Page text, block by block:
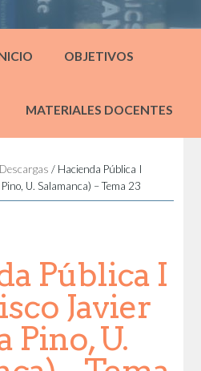
OBJETIVOS
MATERIALES DOCENTES
Descargas / Hacienda Pública I
U. Salamanca) – Tema 23
Pública I
Javier
Pino, U.